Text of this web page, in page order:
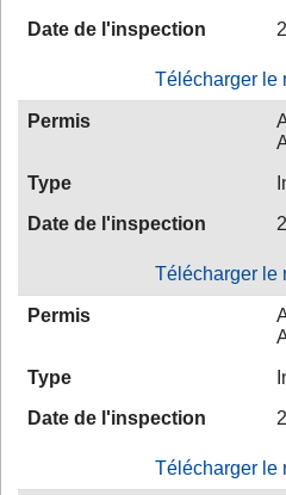
Date de l'inspection
Télécharger le
Permis
Type
Date de l'inspection
Télécharger le
Permis
Type
Date de l'inspection
Télécharger le